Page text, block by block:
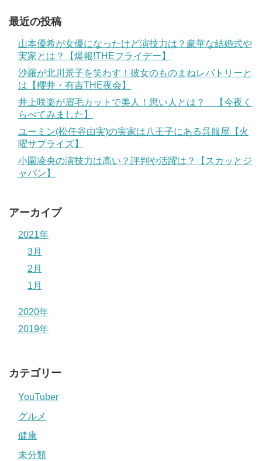
最近の投稿
山本優希が女優になったけど演技力は？豪華な結婚式や
実家とは？【爆報!THEフライデー】
沙羅が北川景子を笑わす！彼女のものまねレパトリーと
は【櫻井・有吉THE夜会】
井上咲楽が眉毛カットで美人！思い人とは？ 【今夜く
らべてみました】
ユーミン(松任谷由実)の実家は八王子にある呉服屋【火
曜サプライズ】
小園凌央の演技力は高い？評判や活躍は？【スカッとジ
ャパン】
アーカイブ
2021年
3月
2月
1月
2020年
2019年
カテゴリー
YouTuber
グルメ
健康
未分類